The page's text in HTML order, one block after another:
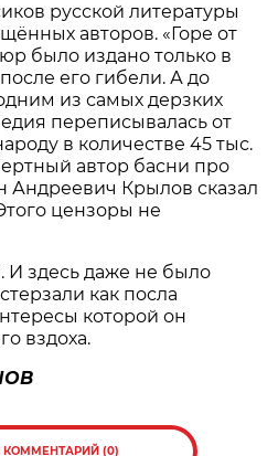
русской литературы
авторов. «Горе от
было издано только в
после его гибели. А до
из самых дерзких
переписывалась от
в количестве 45 тыс.
автор басни про
Андреевич Крылов сказал
цензоры не
И здесь даже не было
как посла
которой он
вздоха.
КОММЕНТАРИЙ (0)